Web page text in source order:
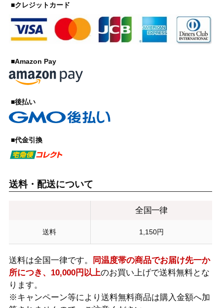
■クレジットカード
■Amazon Pay
■後払い
■代金引換
送料・配送について
全国一律
送料 1,150円
送料は全国一律です。
同温度帯の商品でお届け先一か
所につき、10,000円以上のお買い上げで送料無料とな
ります。
※キャンペーン等により送料無料商品は購入金額へ加